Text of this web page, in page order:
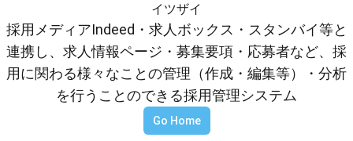
イツザイ
採用メディアIndeed・求人ボックス・スタンバイ等と
連携し、求人情報ページ・募集要項・応募者など、採
用に関わる様々なことの管理（作成・編集等）・分析
を行うことのできる採用管理システム
Go Home